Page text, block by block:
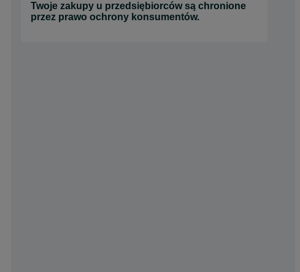
Twoje zakupy u przedsiębiorców są chronione
przez prawo ochrony konsumentów.